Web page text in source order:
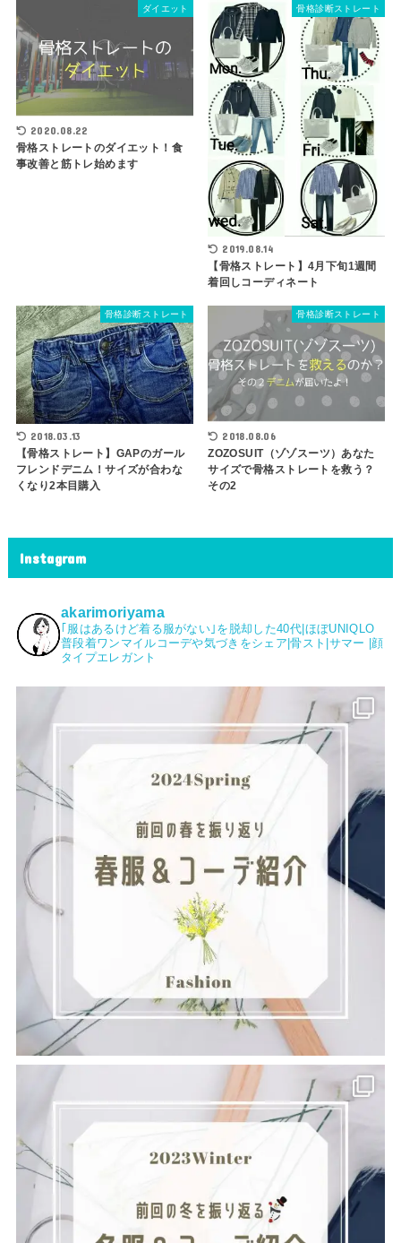
ダイエット
2020.08.22
骨格ストレートのダイエット！食
事改善と筋トレ始めます
骨格診断ストレート
2019.08.14
【骨格ストレート】4月下旬1週間
着回しコーディネート
骨格診断ストレート
2018.03.13
【骨格ストレート】GAPのガール
フレンドデニム！サイズが合わな
くなり2本目購入
骨格診断ストレート
2018.08.06
ZOZOSUIT（ゾゾスーツ）あなた
サイズで骨格ストレートを救う？
その2
Instagram
akarimoriyama
｢服はあるけど着る服がない｣を脱却した40代|⁡ほぼUNIQLO
普段着ワンマイルコーデや気づきをシェア|骨スト|サマー |顔
タイプエレガント